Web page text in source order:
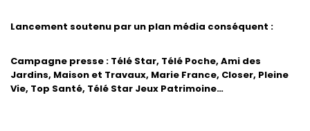
Lancement soutenu par un plan média conséquent :
Campagne presse : Télé Star, Télé Poche, Ami des
Jardins, Maison et Travaux, Marie France, Closer, Pleine
Vie, Top Santé, Télé Star Jeux Patrimoine…